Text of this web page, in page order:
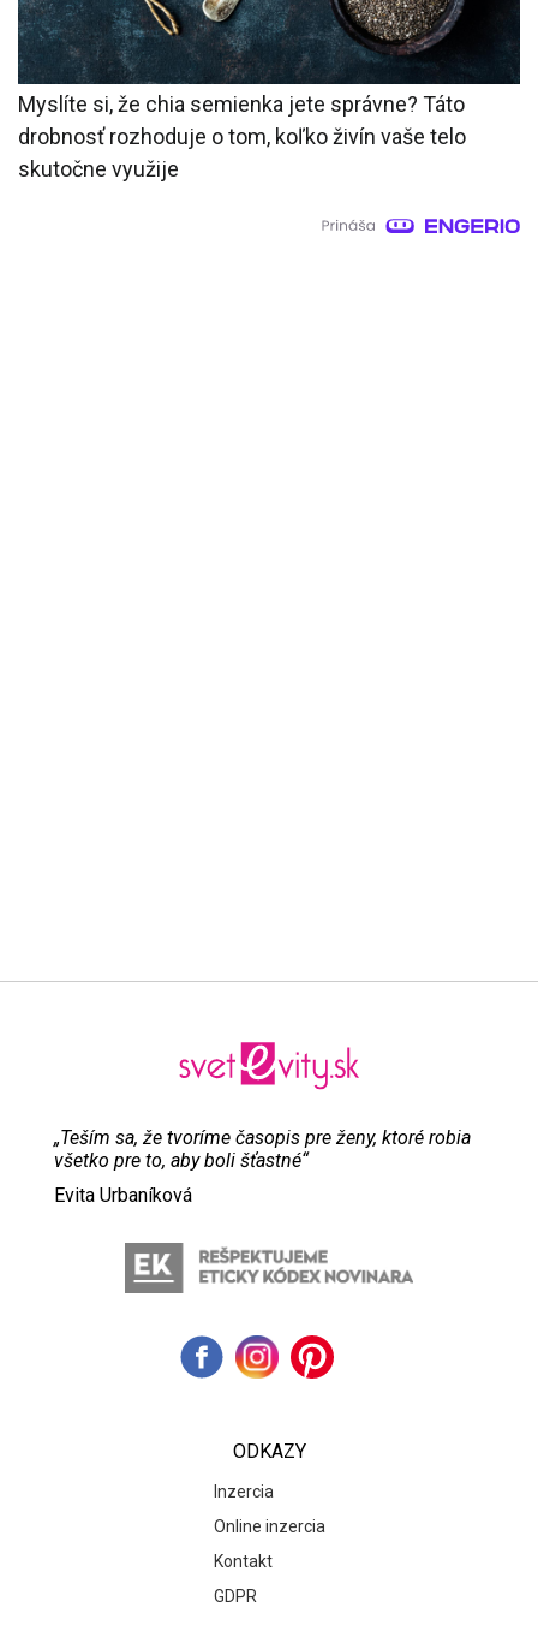
Myslíte si, že chia semienka jete správne? Táto
drobnosť rozhoduje o tom, koľko živín vaše telo
skutočne využije
„Teším sa, že tvoríme časopis pre ženy, ktoré robia
všetko pre to, aby boli šťastné“
Evita Urbaníková
ODKAZY
Inzercia
Online inzercia
Kontakt
GDPR